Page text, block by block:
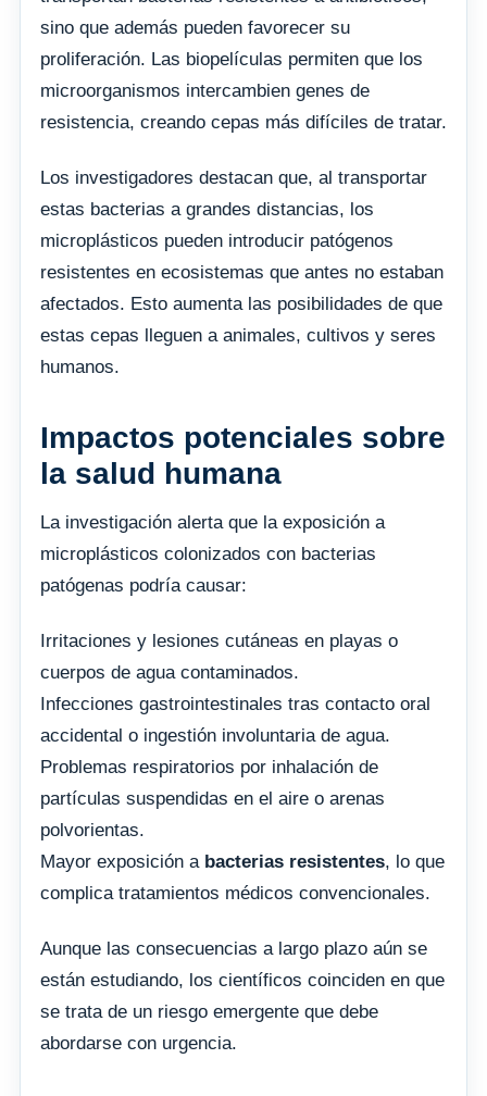
sino que además pueden favorecer su
proliferación. Las biopelículas permiten que los
microorganismos intercambien genes de
resistencia, creando cepas más difíciles de tratar.
Los investigadores destacan que, al transportar
estas bacterias a grandes distancias, los
microplásticos pueden introducir patógenos
resistentes en ecosistemas que antes no estaban
afectados. Esto aumenta las posibilidades de que
estas cepas lleguen a animales, cultivos y seres
humanos.
Impactos potenciales sobre
la salud humana
La investigación alerta que la exposición a
microplásticos colonizados con bacterias
patógenas podría causar:
Irritaciones y lesiones cutáneas en playas o
cuerpos de agua contaminados.
Infecciones gastrointestinales tras contacto oral
accidental o ingestión involuntaria de agua.
Problemas respiratorios por inhalación de
partículas suspendidas en el aire o arenas
polvorientas.
Mayor exposición a bacterias resistentes, lo que
complica tratamientos médicos convencionales.
Aunque las consecuencias a largo plazo aún se
están estudiando, los científicos coinciden en que
se trata de un riesgo emergente que debe
abordarse con urgencia.